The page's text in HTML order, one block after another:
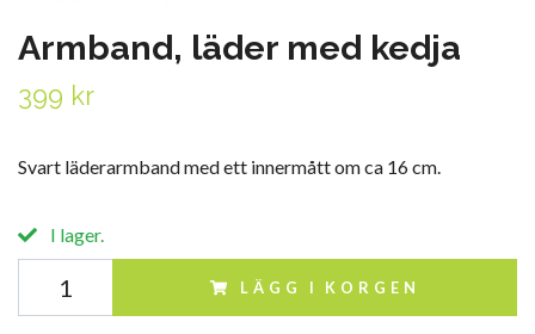
Armband, läder med kedja
399 kr
Svart läderarmband med ett innermått om ca 16 cm.
I lager.
LÄGG I KORGEN